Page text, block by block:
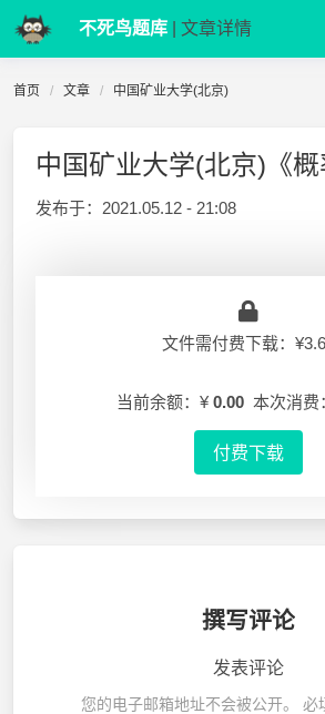
不死鸟题库 | 文章详情
首页 文章 中国矿业大学(北京)
发布于： 2021.05.12 - 21:08
文件需付费下载：
当前余额：¥ 0.00 本次消费
付费下载
撰写评论
发表评论
您的电子邮箱地址不会被公开。 必